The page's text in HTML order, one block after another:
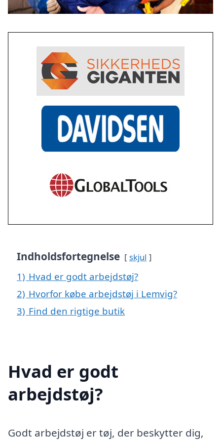
Indholdsfortegnelse skjul
1) Hvad er godt arbejdstøj?
2) Hvorfor købe arbejdstøj i Lemvig?
3) Find den rigtige butik
Hvad er godt
arbejdstøj?
Godt arbejdstøj er tøj, der beskytter dig,